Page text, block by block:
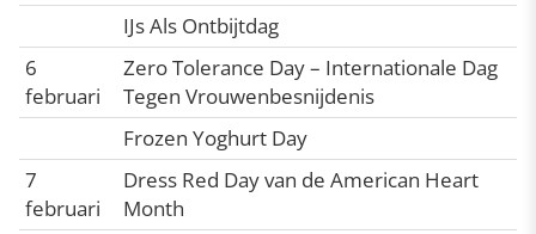
IJs Als Ontbijtdag
6
februari
Zero Tolerance Day – Internationale Dag
Tegen Vrouwenbesnijdenis
Frozen Yoghurt Day
7
februari
Dress Red Day van de American Heart
Month